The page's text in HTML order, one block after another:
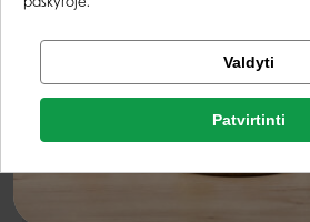
Rašyti atsiliepimą
Rašyti atsiliepimą
Facebook
Valdyti
Patvirtinti